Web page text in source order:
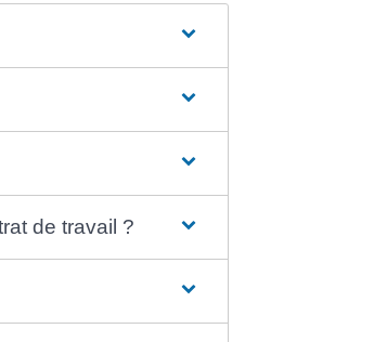
de travail ?